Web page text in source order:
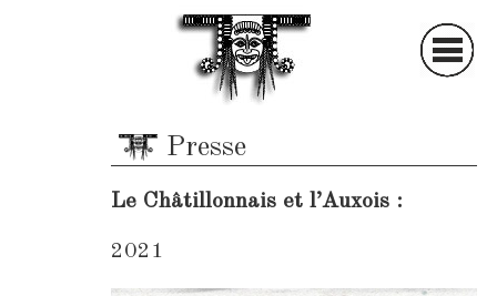
ociétéArchéologique et
istorique duChâtillonnais
Presse
Le Châtillonnais et l’Auxois :
2021